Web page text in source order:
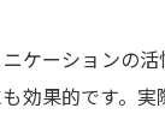
の効果
サポート
ルな声
ケーションの
効果的です。